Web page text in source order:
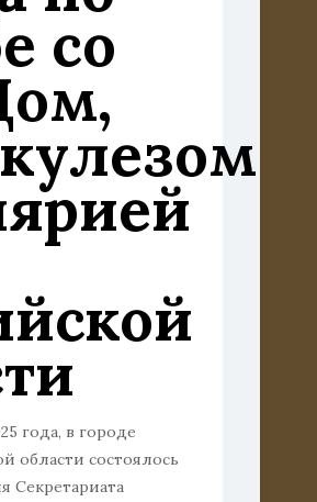
со
года, в городе
области состоялось
Секретариата